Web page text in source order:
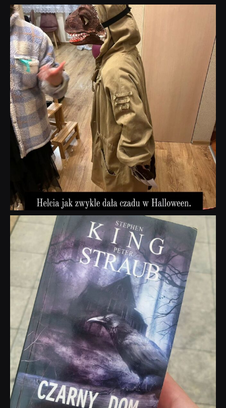
dobryhorror
Lis 1
dobryhorror
Wrz 23